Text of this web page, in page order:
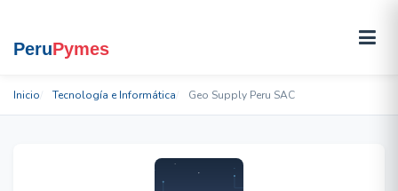
Inicio Tecnología e Informática Geo Supply Peru SAC